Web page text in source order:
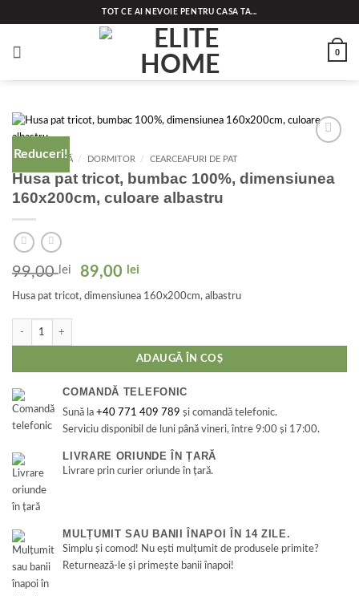
to
TOT CE AI NEVOIE PENTRU CASA TA...
0
Reduceri!
PRIMA PAGINĂ / DORMITOR / CEARCEAFURI DE PAT
Husa pat tricot, bumbac 100%, dimensiunea
160x200cm, culoare albastru
99,00 lei
Prețul
a
89,00 lei
este:
Husa pat tricot, dimensiunea 160x200cm, albastru
ADAUGĂ ÎN COȘ
COMANDĂ TELEFONIC
Sună la+40 771 409 789 și comandă telefonic.
Serviciu disponibil de luni până vineri, între 9:00 și 17:00.
LIVRARE ORIUNDE ÎN ȚARĂ
Livrare prin curier oriunde în țară.
MULȚUMIT SAU BANII ÎNAPOI ÎN 14 ZILE.
Simplu și comod! Nu ești mulțumit de produsele primite?
Returnează-le și primește banii înapoi!